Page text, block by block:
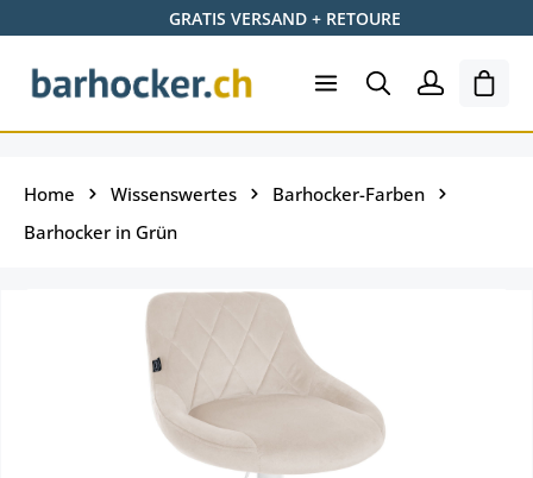
Zum Hauptinhalt springenGRATIS VERSAND + RETOURE
Home Wissenswertes
Barhocker-Farben
Barhocker in Grün